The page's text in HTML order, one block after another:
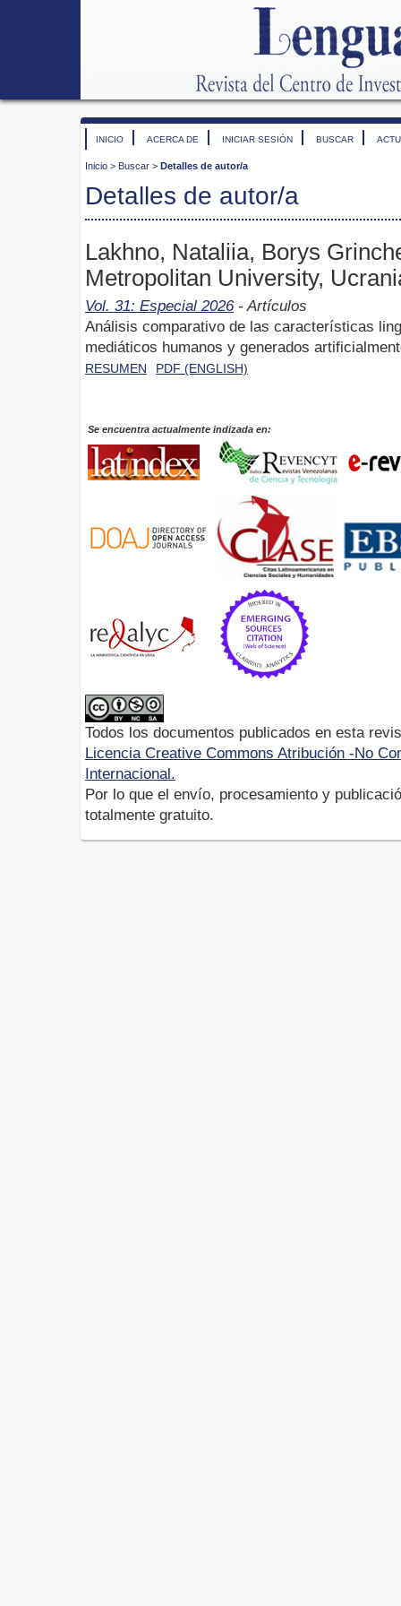
INICIO ACERCA DE INICIAR SESIÓN BUSCAR
Inicio > Buscar > Detalles de autor/a
Detalles de autor/a
Lakhno, Nataliia, Borys
Metropolitan University,
Vol. 31: Especial 2026- Artículos
Análisis comparativo de las características
mediáticos humanos y generados
RESUMEN PDF (ENGLISH)
Se encuentra actualmente indizada en:
Todos los documentos publicados en esta
Licencia Creative Commons Atribución -No
Internacional.
Por lo que el envío, procesamiento y
totalmente gratuito.